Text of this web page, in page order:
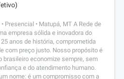
Presencial • Matupá, MT A Rede de
empresa sólida e inovadora do
anos de história, comprometida
com preço justo. Nosso propósito é
brasileiro economize sempre, sem
e do atendimento humano.
nome: é um compromisso com a